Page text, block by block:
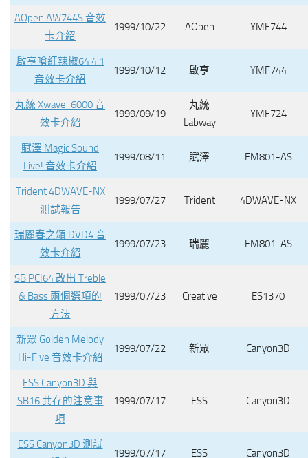
AOpen AW744S 音效
卡介紹
1999/10/22 AOpen YMF744
啟亨嗆紅辣椒64 4.1
音效卡介紹
1999/10/12 啟亨 YMF744
丸統 Xwave-6000 音
效卡介紹
1999/09/19
丸統
Labway
YMF724
賦澤 Magic Sound
Live! 音效卡介紹
1999/08/11 賦澤 FM801-AS
Trident 4DWAVE-NX
測試報告
1999/07/27 Trident 4DWAVE-NX
瑞麗春之頌 DVD4 音
效卡介紹
1999/07/23 瑞麗 FM801-AS
SB PCI64 改出 Treble
& Bass 兩個選項的
方法
1999/07/23 Creative ES1370
新眾 Golden Melody
Hi-Five 音效卡介紹
1999/07/22 新眾 Canyon3D
ESS Canyon3D 與
SB16 共存的注意事
項
1999/07/17 ESS Canyon3D
ESS Canyon3D 測試
1999/07/17 ESS Canyon3D